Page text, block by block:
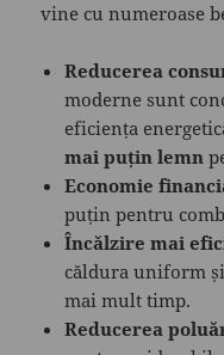
vine cu numeroase
Reducerea
moderne sunt
eficiența
mai puțin lemn
Economie
puțin pentru
Încălzire mai
căldura uniform
mai mult timp.
Reducerea